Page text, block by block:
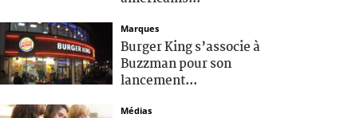
Marques
Burger King s’associe à
Buzzman pour son
lancement...
Médias